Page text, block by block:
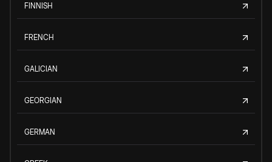
FINNISH
FRENCH
GALICIAN
GEORGIAN
GERMAN